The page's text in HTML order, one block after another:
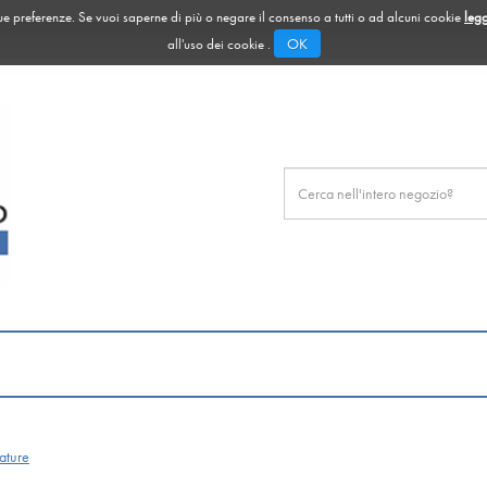
Se vuoi saperne di più o negare il consenso a tutti o ad alcuni cookie
all'uso dei cookie .
OK
Prodotto